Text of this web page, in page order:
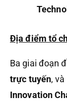
Địa điểm tổ
Ba giai đoạn
trực tuyến,
Innovation